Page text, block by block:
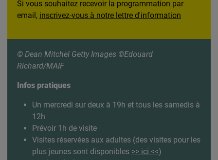
Si vous souhaitez recevoir la programmation par
email, inscrivez-vous à notre lettre d'information
© Dean Mitchel Getty Images ©Edouard
Richard/MAIF
Infos pratiques
Un mercredi sur deux à 19h et tous les samedis à
12h
Prévoir 1h de visite
Visites réservées aux adultes (des visites pour les
plus jeunes sont disponibles >> ici <<)